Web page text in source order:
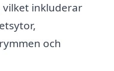
inkluderar
och